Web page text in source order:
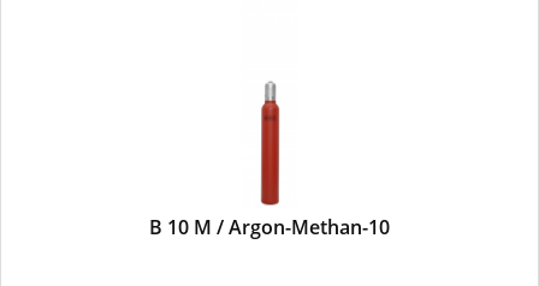
B 10 M / Argon-Methan-10